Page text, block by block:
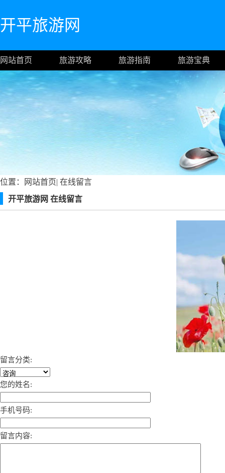
开平旅游网
网站首页 旅游攻略 旅游指南 旅游宝典
位置： 网站首页| 在线留言
开平旅游网 在线留言
留言分类:
您的姓名:
手机号码:
留言内容: